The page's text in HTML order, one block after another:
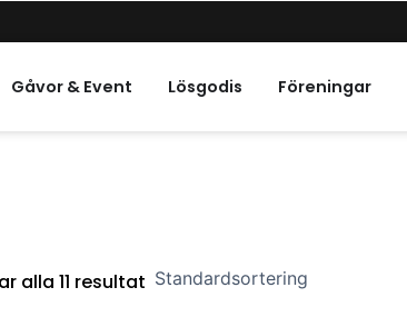
Högtider
Gåvor & Event Lösgodis Föreningar
alla 11 resultat